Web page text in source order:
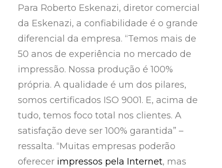
Para Roberto Eskenazi, diretor comercial
da Eskenazi, a confiabilidade é o grande
diferencial da empresa. “Temos mais de
50 anos de experiência no mercado de
impressão. Nossa produção é 100%
própria. A qualidade é um dos pilares,
somos certificados ISO 9001. E, acima de
tudo, temos foco total nos clientes. A
satisfação deve ser 100% garantida” –
ressalta. “Muitas empresas poderão
oferecer impressos pela Internet, mas